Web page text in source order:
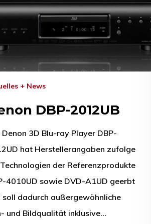
+ News
DBP-2012UB
Denon 3D Blu-ray Player DBP-
hat Herstellerangaben zufolge
der Referenzprodukte
4010UD sowie DVD-A1UD geerbt
soll dadurch außergewöhnliche
und Bildqualität inklusive…